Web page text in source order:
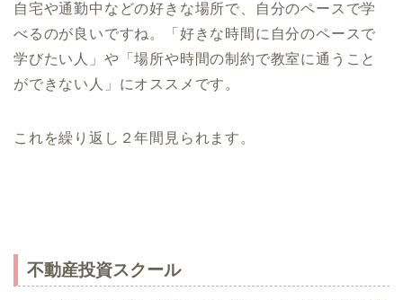
自宅や通勤中などの好きな場所で、自分のペースで学
べるのが良いですね。「好きな時間に自分のペースで
学びたい人」や「場所や時間の制約で教室に通うこと
ができない人」にオススメです。
これを繰り返し２年間見られます。
不動産投資スクール